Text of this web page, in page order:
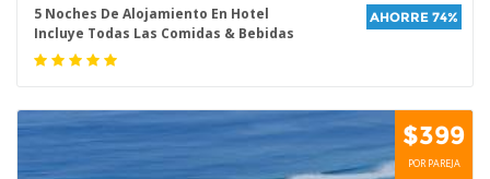
5 Noches De Alojamiento En Hotel
Incluye Todas Las Comidas & Bebidas
AHORRE 74%
$399
POR PAREJA